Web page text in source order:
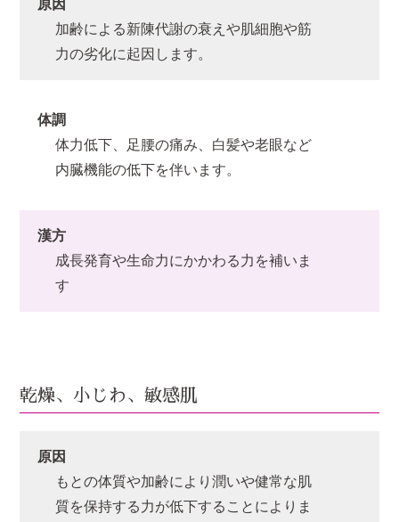
原因
加齢による新陳代謝の衰えや肌細胞や筋
力の劣化に起因します。
体調
体力低下、足腰の痛み、白髪や老眼など
内臓機能の低下を伴います。
漢方
成長発育や生命力にかかわる力を補いま
す
乾燥、小じわ、敏感肌
原因
もとの体質や加齢により潤いや健常な肌
質を保持する力が低下することによりま